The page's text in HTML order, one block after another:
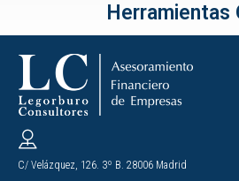
Herramientas
C/ Velázquez, 126. 3º B. 28006 Madrid